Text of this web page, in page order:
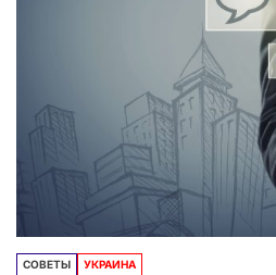
СОВЕТЫ УКРАИНА